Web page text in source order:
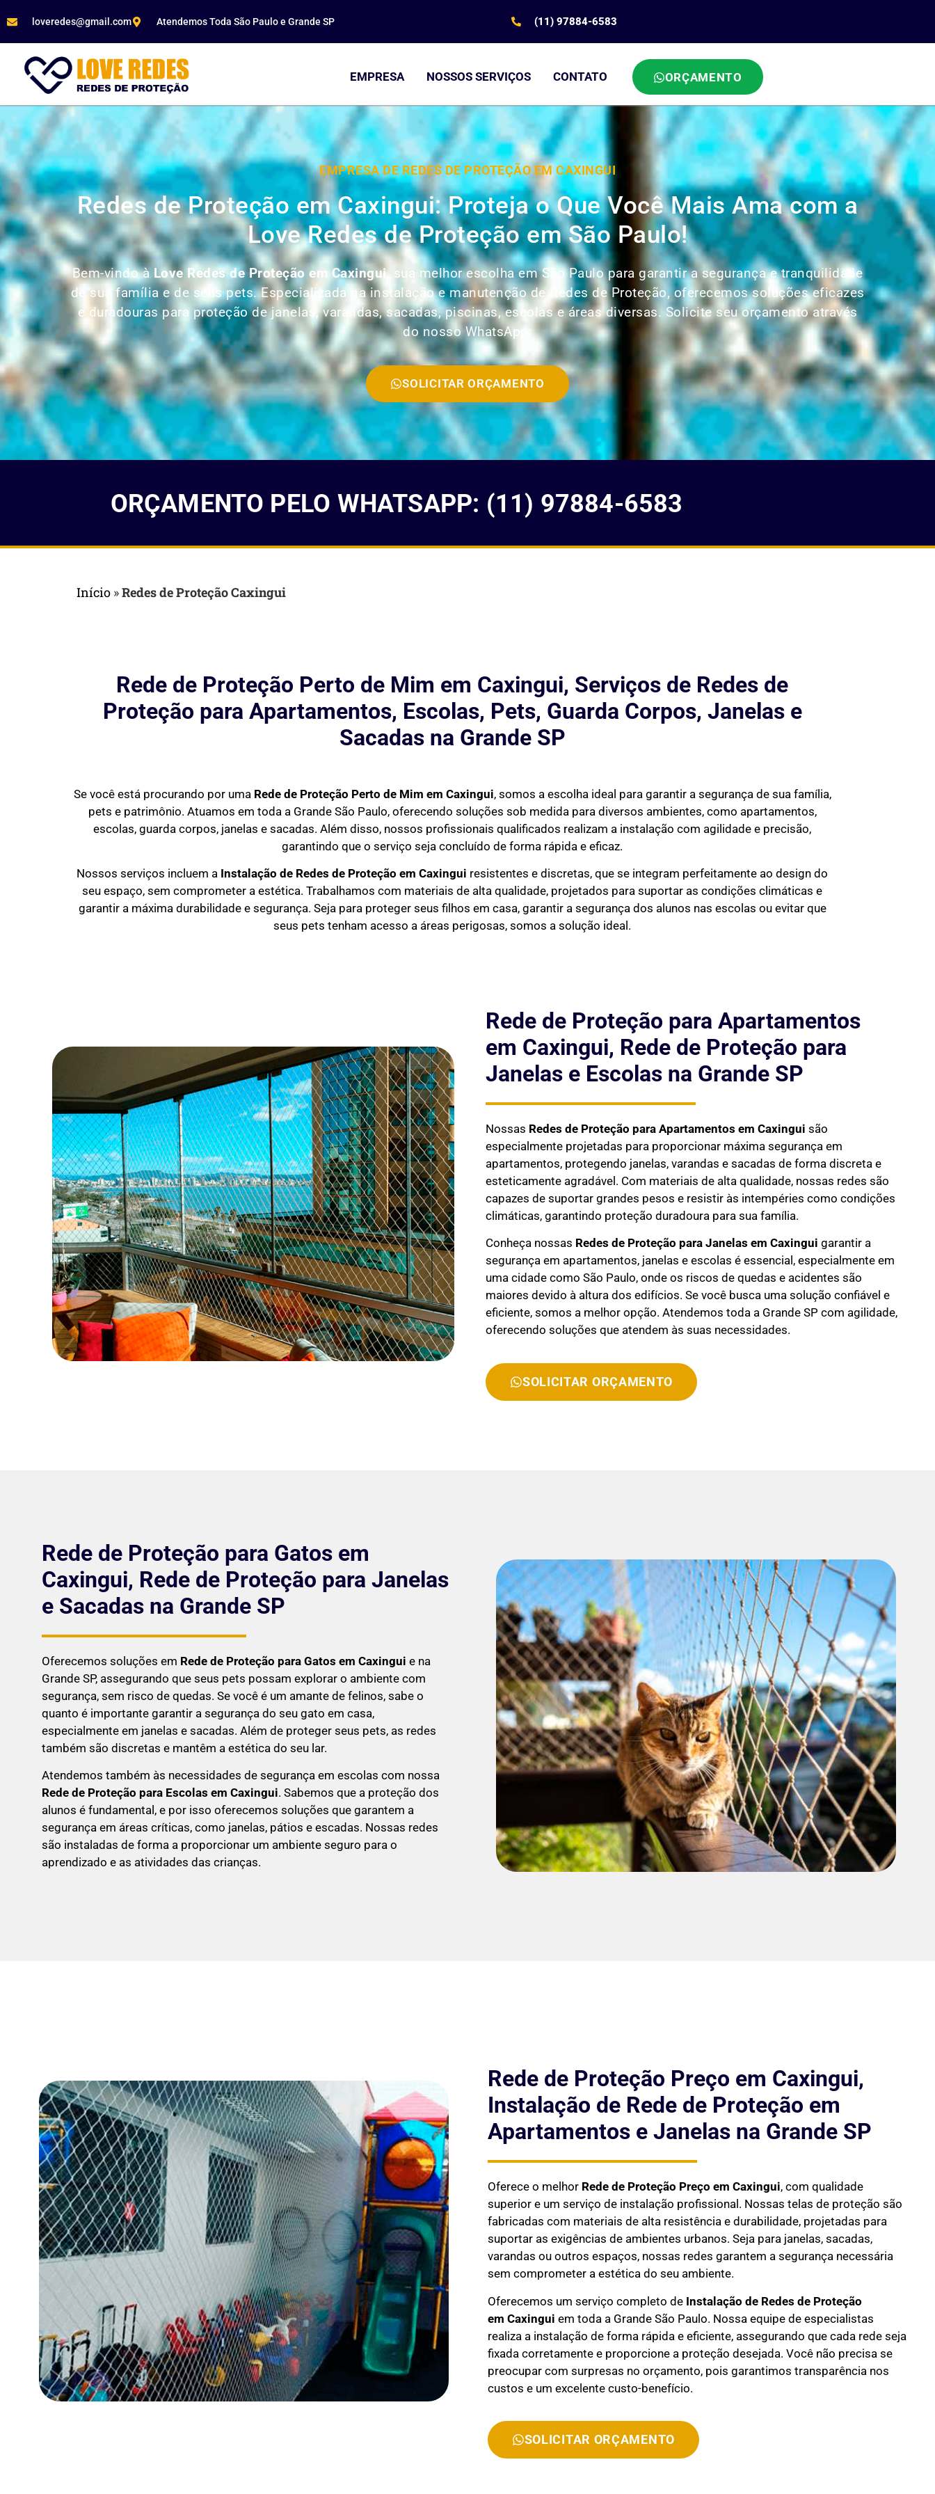
loveredes@gmail.com Atendemos Toda São Paulo e Grande SP (11) 97884-6583
EMPRESA NOSSOS SERVIÇOS CONTATO ORÇAMENTO
EMPRESA DE REDES DE PROTEÇÃO EM CAXINGUI
Redes de Proteção em Caxingui: Proteja o Que Você Mais Ama com a
Love Redes de Proteção em São Paulo!
Bem-vindo à Love Redes de Proteção em Caxingui, sua melhor escolha em São Paulo para garantir a segurança e tranquilidade
de sua família e de seus pets. Especializada na instalação e manutenção de Redes de Proteção, oferecemos soluções eficazes
e duradouras para proteção de janelas, varandas, sacadas, piscinas, escolas e áreas diversas. Solicite seu orçamento através
do nosso WhatsApp:
SOLICITAR ORÇAMENTO
ORÇAMENTO PELO WHATSAPP: (11) 97884-6583
Início »Redes de Proteção Caxingui
Rede de Proteção Perto de Mim em Caxingui, Serviços de Redes de
Proteção para Apartamentos, Escolas, Pets, Guarda Corpos, Janelas e
Sacadas na Grande SP
Se você está procurando por uma Rede de Proteção Perto de Mim em Caxingui, somos a escolha ideal para garantir a segurança de sua família,
pets e patrimônio. Atuamos em toda a Grande São Paulo, oferecendo soluções sob medida para diversos ambientes, como apartamentos,
escolas, guarda corpos, janelas e sacadas. Além disso, nossos profissionais qualificados realizam a instalação com agilidade e precisão,
garantindo que o serviço seja concluído de forma rápida e eficaz.
Nossos serviços incluem a Instalação de Redes de Proteção em Caxingui resistentes e discretas, que se integram perfeitamente ao design do
seu espaço, sem comprometer a estética. Trabalhamos com materiais de alta qualidade, projetados para suportar as condições climáticas e
garantir a máxima durabilidade e segurança. Seja para proteger seus filhos em casa, garantir a segurança dos alunos nas escolas ou evitar que
seus pets tenham acesso a áreas perigosas, somos a solução ideal.
Rede de Proteção para Apartamentos
em Caxingui, Rede de Proteção para
Janelas e Escolas na Grande SP
Nossas Redes de Proteção para Apartamentos em Caxingui são
especialmente projetadas para proporcionar máxima segurança em
apartamentos, protegendo janelas, varandas e sacadas de forma discreta e
esteticamente agradável. Com materiais de alta qualidade, nossas redes são
capazes de suportar grandes pesos e resistir às intempéries como condições
climáticas, garantindo proteção duradoura para sua família.
Conheça nossas Redes de Proteção para Janelas em Caxingui garantir a
segurança em apartamentos, janelas e escolas é essencial, especialmente em
uma cidade como São Paulo, onde os riscos de quedas e acidentes são
maiores devido à altura dos edifícios. Se você busca uma solução confiável e
eficiente, somos a melhor opção. Atendemos toda a Grande SP com agilidade,
oferecendo soluções que atendem às suas necessidades.
SOLICITAR ORÇAMENTO
Rede de Proteção para Gatos em
Caxingui, Rede de Proteção para Janelas
e Sacadas na Grande SP
Oferecemos soluções em Rede de Proteção para Gatos em Caxingui e na
Grande SP, assegurando que seus pets possam explorar o ambiente com
segurança, sem risco de quedas. Se você é um amante de felinos, sabe o
quanto é importante garantir a segurança do seu gato em casa,
especialmente em janelas e sacadas. Além de proteger seus pets, as redes
também são discretas e mantêm a estética do seu lar.
Atendemos também às necessidades de segurança em escolas com nossa
Rede de Proteção para Escolas em Caxingui. Sabemos que a proteção dos
alunos é fundamental, e por isso oferecemos soluções que garantem a
segurança em áreas críticas, como janelas, pátios e escadas. Nossas redes
são instaladas de forma a proporcionar um ambiente seguro para o
aprendizado e as atividades das crianças.
Rede de Proteção Preço em Caxingui,
Instalação de Rede de Proteção em
Apartamentos e Janelas na Grande SP
Oferece o melhor Rede de Proteção Preço em Caxingui, com qualidade
superior e um serviço de instalação profissional. Nossas telas de proteção são
fabricadas com materiais de alta resistência e durabilidade, projetadas para
suportar as exigências de ambientes urbanos. Seja para janelas, sacadas,
varandas ou outros espaços, nossas redes garantem a segurança necessária
sem comprometer a estética do seu ambiente.
Oferecemos um serviço completo de Instalação de Redes de Proteção
em Caxingui em toda a Grande São Paulo. Nossa equipe de especialistas
realiza a instalação de forma rápida e eficiente, assegurando que cada rede seja
fixada corretamente e proporcione a proteção desejada. Você não precisa se
preocupar com surpresas no orçamento, pois garantimos transparência nos
custos e um excelente custo-benefício.
SOLICITAR ORÇAMENTO